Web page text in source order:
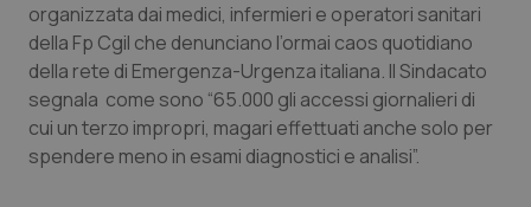
Calabria
Campania
Emilia-Romagna
Asma & BPCO
Car-T
Colesterolo & coronaropatie
organizzata dai medici, infermieri e operatori sanitari
della Fp Cgil che denunciano l’ormai caos quotidiano
della rete di Emergenza-Urgenza italiana. Il Sindacato
segnala come sono “65.000 gli accessi giornalieri di
cui un terzo impropri, magari effettuati anche solo per
spendere meno in esami diagnostici e analisi”.